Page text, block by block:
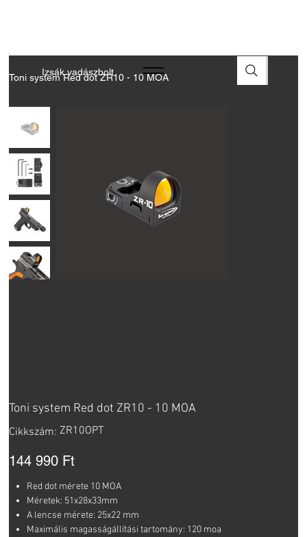
Izsák vadászbolt
Toni system Red dot ZR10 - 10 MOA
Toni system Red dot ZR10 - 10 MOA
Cikkszám: Cikkszám:
ZR10OPT
ZR10OPT
Ár
144 990 Ft
Red dot mérete 10 MOA
Méretek: 51x28x33mm
A lencse mérete: 25x22 mm
Maximális magasságállítási tartomány: 120 moa